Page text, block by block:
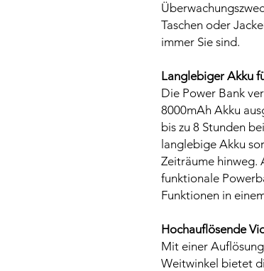
Taschen oder
immer Sie sind.
Langlebiger Akku
Die Power Bank
8000mAh Akku
bis zu 8 Stunden
langlebige Akku
Zeiträume hinweg.
funktionale
Funktionen in
Hochauflösende
Mit einer
Weitwinkel bietet